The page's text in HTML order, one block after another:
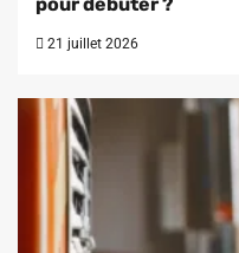
21 juillet 2026